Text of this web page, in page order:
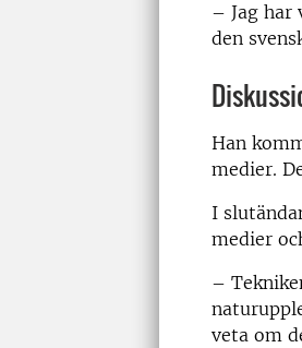
– Jag
den
Han
medier.
I
medier
–
veta om